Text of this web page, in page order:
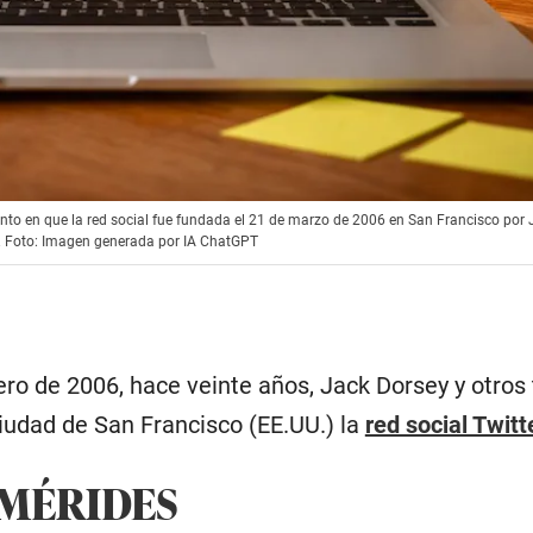
en que la red social fue fundada el 21 de marzo de 2006 en San Francisco por
Imagen generada por IA ChatGPT
de 2006, hace veinte años, Jack Dorsey y
de San Francisco (EE.UU.) la red social